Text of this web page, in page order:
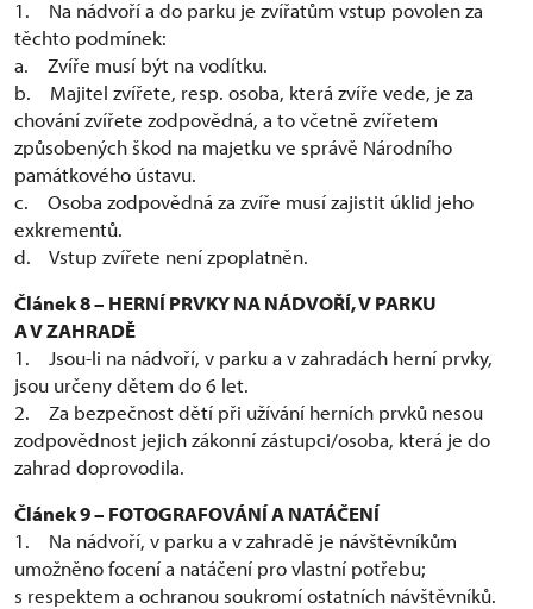
1. Na nádvoří a do parku je zvířatům vstup povolen za
těchto podmínek:
a. Zvíře musí být na vodítku.
b. Majitel zvířete, resp. osoba, která zvíře vede, je za
chování zvířete zodpovědná, a to včetně zvířetem
způsobených škod na majetku ve správě Národního
památkového ústavu.
c. Osoba zodpovědná za zvíře musí zajistit úklid jeho
exkrementů.
d. Vstup zvířete není zpoplatněn.
Článek 8 – HERNÍ PRVKY NA NÁDVOŘÍ, V PARKU
A V ZAHRADĚ
1. Jsou-li na nádvoří, v parku a v zahradách herní prvky,
jsou určeny dětem do 6 let.
2. Za bezpečnost dětí při užívání herních prvků nesou
zodpovědnost jejich zákonní zástupci/osoba, která je do
zahrad doprovodila.
Článek 9 – FOTOGRAFOVÁNÍ A NATÁČENÍ
1. Na nádvoří, v parku a v zahradě je návštěvníkům
umožněno focení a natáčení pro vlastní potřebu;
s respektem a ochranou soukromí ostatních návštěvníků.